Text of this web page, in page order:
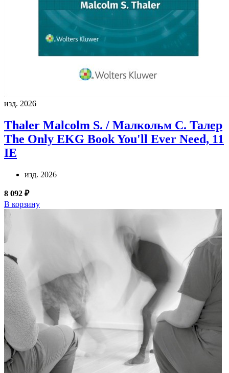
изд. 2026
Thaler Malcolm S. / Малкольм С. Талер
The Only EKG Book You'll Ever Need, 11
IE
изд. 2026
8 092 ₽
В корзину